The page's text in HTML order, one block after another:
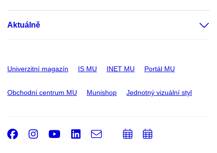
Aktuálně
Univerzitní magazín IS MU INET MU Portál MU
Obchodní centrum MU Munishop Jednotný vizuální styl
Facebook
Instagram
Youtube
LinkedIn
e-
PřidatPřidat